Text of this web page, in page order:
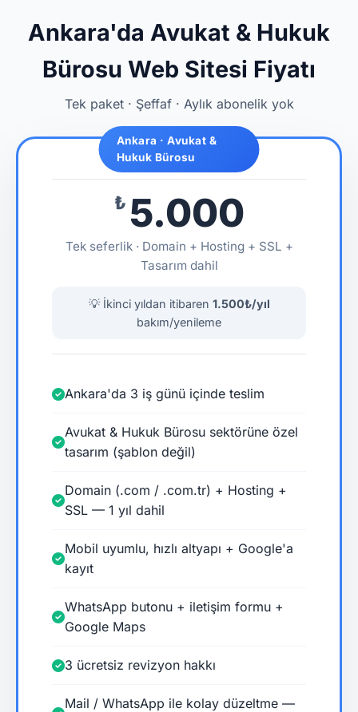
Ankara'da Avukat & Hukuk
Bürosu Web Sitesi Fiyatı
Tek paket · Şeffaf · Aylık abonelik yok
Ankara · Avukat &
Hukuk Bürosu
₺ 5.000
Tek seferlik · Domain + Hosting + SSL +
Tasarım dahil
💡 İkinci yıldan itibaren 1.500₺/yıl
bakım/yenileme
Ankara'da 3 iş günü içinde teslim
Avukat & Hukuk Bürosu sektörüne özel
tasarım (şablon değil)
Domain (.com / .com.tr) + Hosting +
SSL — 1 yıl dahil
Mobil uyumlu, hızlı altyapı + Google'a
kayıt
WhatsApp butonu + iletişim formu +
Google Maps
3 ücretsiz revizyon hakkı
Mail / WhatsApp ile kolay düzeltme —